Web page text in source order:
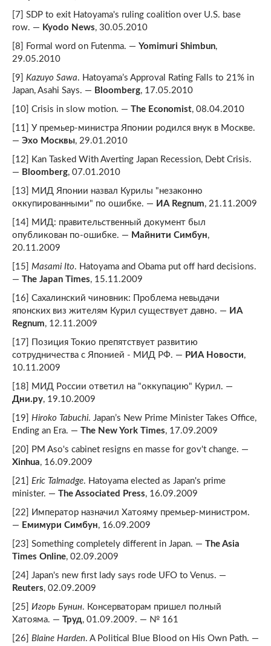
[7] SDP to exit Hatoyama's ruling coalition over U.S. base
row. — Kyodo News, 30.05.2010
[8] Formal word on Futenma. — Yomimuri Shimbun,
29.05.2010
[9] Kazuyo Sawa. Hatoyama’s Approval Rating Falls to 21% in
Japan, Asahi Says. — Bloomberg, 17.05.2010
[10] Crisis in slow motion. — The Economist, 08.04.2010
[11] У премьер-министра Японии родился внук в Москве.
— Эхо Москвы, 29.01.2010
[12] Kan Tasked With Averting Japan Recession, Debt Crisis.
— Bloomberg, 07.01.2010
[13] МИД Японии назвал Курилы "незаконно
оккупированными" по ошибке. — ИА Regnum, 21.11.2009
[14] МИД: правительственный документ был
опубликован по-ошибке. — Майнити Симбун,
20.11.2009
[15] Masami Ito. Hatoyama and Obama put off hard decisions.
— The Japan Times, 15.11.2009
[16] Сахалинский чиновник: Проблема невыдачи
японских виз жителям Курил существует давно. — ИА
Regnum, 12.11.2009
[17] Позиция Токио препятствует развитию
сотрудничества с Японией - МИД РФ. — РИА Новости,
10.11.2009
[18] МИД России ответил на "оккупацию" Курил. —
Дни.ру, 19.10.2009
[19] Hiroko Tabuchi. Japan’s New Prime Minister Takes Office,
Ending an Era. — The New York Times, 17.09.2009
[20] PM Aso's cabinet resigns en masse for gov't change. —
Xinhua, 16.09.2009
[21] Eric Talmadge. Hatoyama elected as Japan's prime
minister. — The Associated Press, 16.09.2009
[22] Император назначил Хатояму премьер-министром.
— Емимури Симбун, 16.09.2009
[23] Something completely different in Japan. — The Asia
Times Online, 02.09.2009
[24] Japan's new first lady says rode UFO to Venus. —
Reuters, 02.09.2009
[25] Игорь Бунин. Консерваторам пришел полный
Хатояма. — Труд, 01.09.2009. — № 161
[26] Blaine Harden. A Political Blue Blood on His Own Path. —